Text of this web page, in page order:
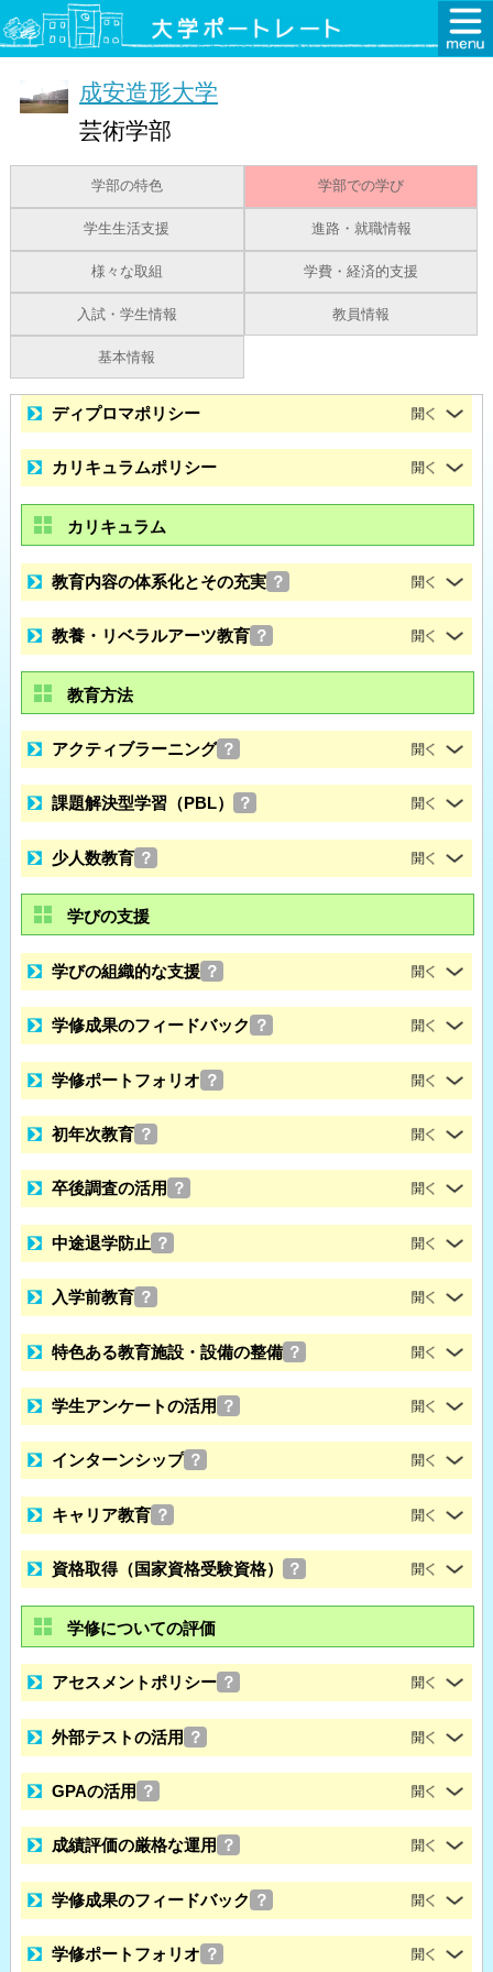
成安造形大学
芸術学部
学部の特色 学部での学び
学生生活支援 進路・就職情報
様々な取組 学費・経済的支援
入試・学生情報 教員情報
基本情報
ディプロマポリシー
カリキュラムポリシー
カリキュラム
教育内容の体系化とその充実 ？
教養・リベラルアーツ教育 ？
教育方法
アクティブラーニング ？
課題解決型学習（PBL） ？
少人数教育 ？
学びの支援
学びの組織的な支援 ？
学修成果のフィードバック ？
学修ポートフォリオ ？
初年次教育 ？
卒後調査の活用 ？
中途退学防止 ？
入学前教育 ？
特色ある教育施設・設備の整備 ？
学生アンケートの活用 ？
インターンシップ ？
キャリア教育 ？
資格取得（国家資格受験資格） ？
学修についての評価
アセスメントポリシー ？
外部テストの活用 ？
GPAの活用 ？
成績評価の厳格な運用 ？
学修成果のフィードバック ？
学修ポートフォリオ ？